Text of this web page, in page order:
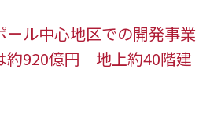
ル中心地区での開発事業
920億円 地上約40階建